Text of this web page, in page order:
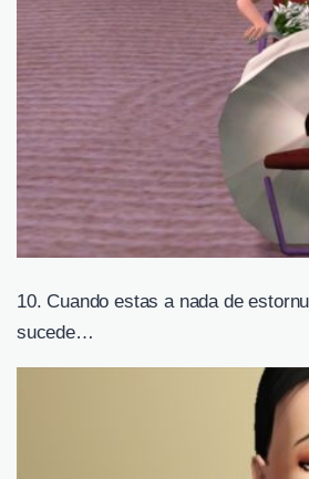
10. Cuando estas a nada de
sucede…